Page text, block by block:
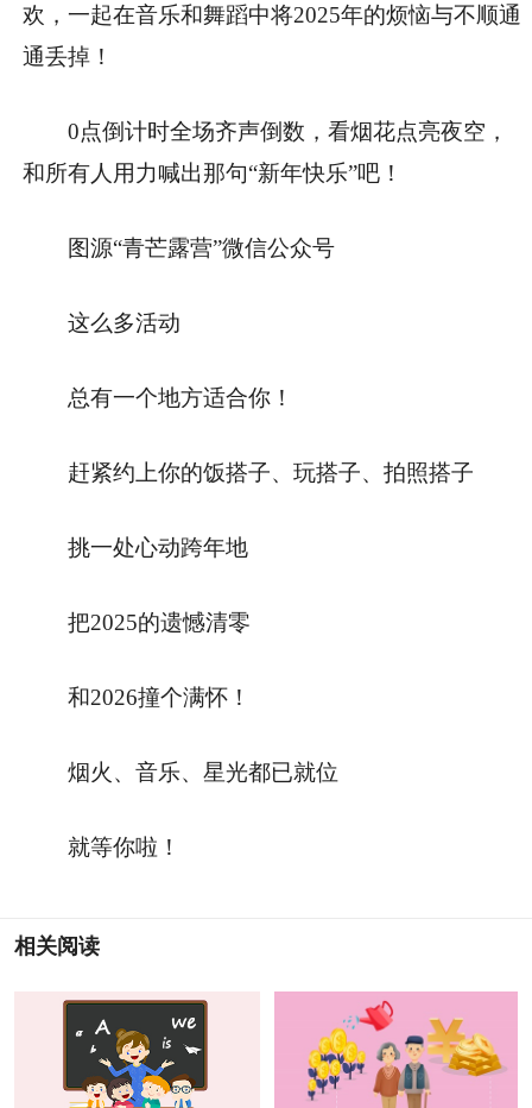
欢，一起在音乐和舞蹈中将2025年的烦恼与不顺通
通丢掉！
0点倒计时全场齐声倒数，看烟花点亮夜空，
和所有人用力喊出那句“新年快乐”吧！
图源“青芒露营”微信公众号
这么多活动
总有一个地方适合你！
赶紧约上你的饭搭子、玩搭子、拍照搭子
挑一处心动跨年地
把2025的遗憾清零
和2026撞个满怀！
烟火、音乐、星光都已就位
就等你啦！
相关阅读